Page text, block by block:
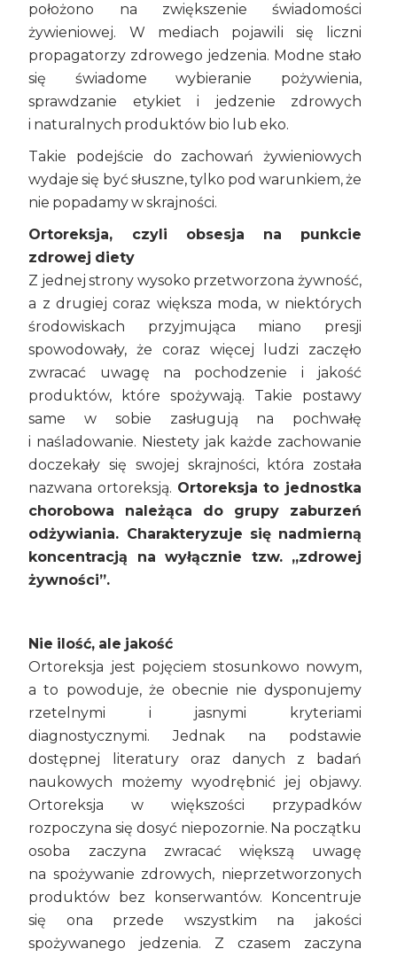
położono na zwiększenie świadomości
żywieniowej. W mediach pojawili się liczni
propagatorzy zdrowego jedzenia. Modne stało
się świadome wybieranie pożywienia,
sprawdzanie etykiet i jedzenie zdrowych
i naturalnych produktów bio lub eko.
Takie podejście do zachowań żywieniowych
wydaje się być słuszne, tylko pod warunkiem, że
nie popadamy w skrajności.
Ortoreksja, czyli obsesja na punkcie
zdrowej diety
Z jednej strony wysoko przetworzona żywność,
a z drugiej coraz większa moda, w niektórych
środowiskach przyjmująca miano presji
spowodowały, że coraz więcej ludzi zaczęło
zwracać uwagę na pochodzenie i jakość
produktów, które spożywają. Takie postawy
same w sobie zasługują na pochwałę
i naśladowanie. Niestety jak każde zachowanie
doczekały się swojej skrajności, która została
nazwana ortoreksją. Ortoreksja to jednostka
chorobowa należąca do grupy zaburzeń
odżywiania. Charakteryzuje się nadmierną
koncentracją na wyłącznie tzw. „zdrowej
żywności”.
Nie ilość, ale jakość
Ortoreksja jest pojęciem stosunkowo nowym,
a to powoduje, że obecnie nie dysponujemy
rzetelnymi i jasnymi kryteriami
diagnostycznymi. Jednak na podstawie
dostępnej literatury oraz danych z badań
naukowych możemy wyodrębnić jej objawy.
Ortoreksja w większości przypadków
rozpoczyna się dosyć niepozornie. Na początku
osoba zaczyna zwracać większą uwagę
na spożywanie zdrowych, nieprzetworzonych
produktów bez konserwantów. Koncentruje
się ona przede wszystkim na jakości
spożywanego jedzenia. Z czasem zaczyna